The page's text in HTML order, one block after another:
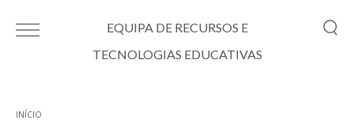
EQUIPA DE RECURSOS E
TECNOLOGIAS EDUCATIVAS
INÍCIO